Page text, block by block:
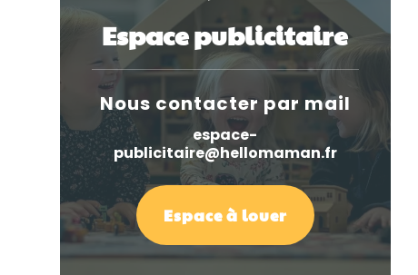
Espace publicitaire
Nous contacter par mail
espace-
publicitaire@hellomaman.fr
Espace à louer